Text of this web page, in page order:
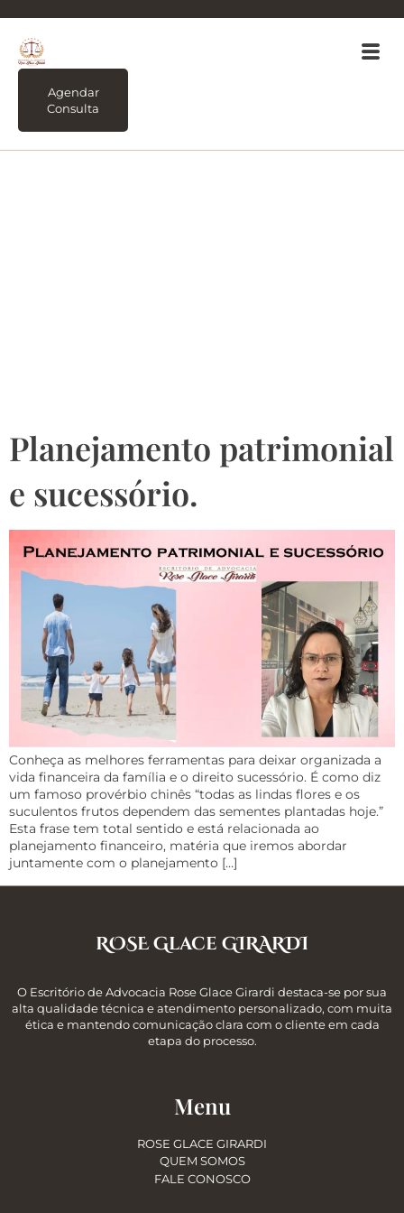
Agendar
Consulta
Planejamento patrimonial
e sucessório.
Conheça as melhores ferramentas para deixar organizada a
vida financeira da família e o direito sucessório. É como diz
um famoso provérbio chinês “todas as lindas flores e os
suculentos frutos dependem das sementes plantadas hoje.”
Esta frase tem total sentido e está relacionada ao
planejamento financeiro, matéria que iremos abordar
juntamente com o planejamento […]
ROSE Glace GIRARDI
O Escritório de Advocacia Rose Glace Girardi destaca-se por sua
alta qualidade técnica e atendimento personalizado, com muita
ética e mantendo comunicação clara com o cliente em cada
etapa do processo.
Menu
ROSE GLACE GIRARDI
QUEM SOMOS
FALE CONOSCO